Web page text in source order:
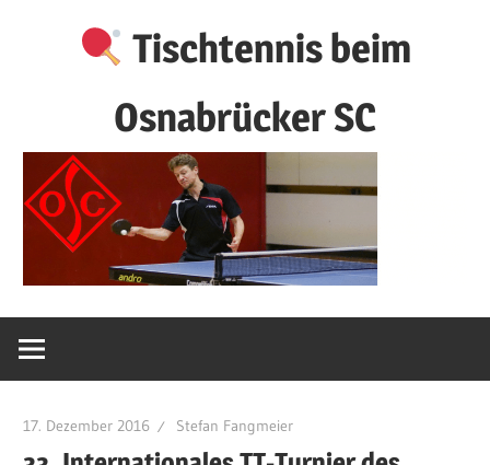
Tischtennis beim
Osnabrücker SC
17. Dezember 2016 Stefan Fangmeier